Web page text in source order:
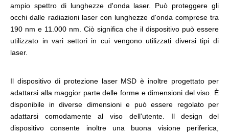
ampio spettro di lunghezze d'onda laser. Può proteggere gli
occhi dalle radiazioni laser con lunghezze d'onda comprese tra
190 nm e 11.000 nm. Ciò significa che il dispositivo può essere
utilizzato in vari settori in cui vengono utilizzati diversi tipi di
laser.
Il dispositivo di protezione laser MSD è inoltre progettato per
adattarsi alla maggior parte delle forme e dimensioni del viso. È
disponibile in diverse dimensioni e può essere regolato per
adattarsi comodamente al viso dell'utente. Il design del
dispositivo consente inoltre una buona visione periferica,